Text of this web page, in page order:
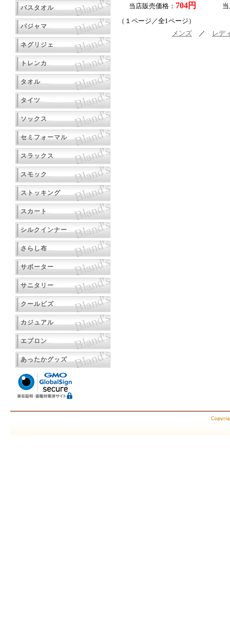
バスタオル
パジャマ
ネグリジェ
トレンカ
タオル
タイツ
ソックス
セミフォーマル
スラックス
スモック
ストッキング
スカート
シルクインナー
さらし布
サポーター
サニタリー
クールビズ
カジュアル
エプロン
あったかグッズ
当店販売価格： 704円
（１ページ／全1ページ）
メンズ ／ レデ